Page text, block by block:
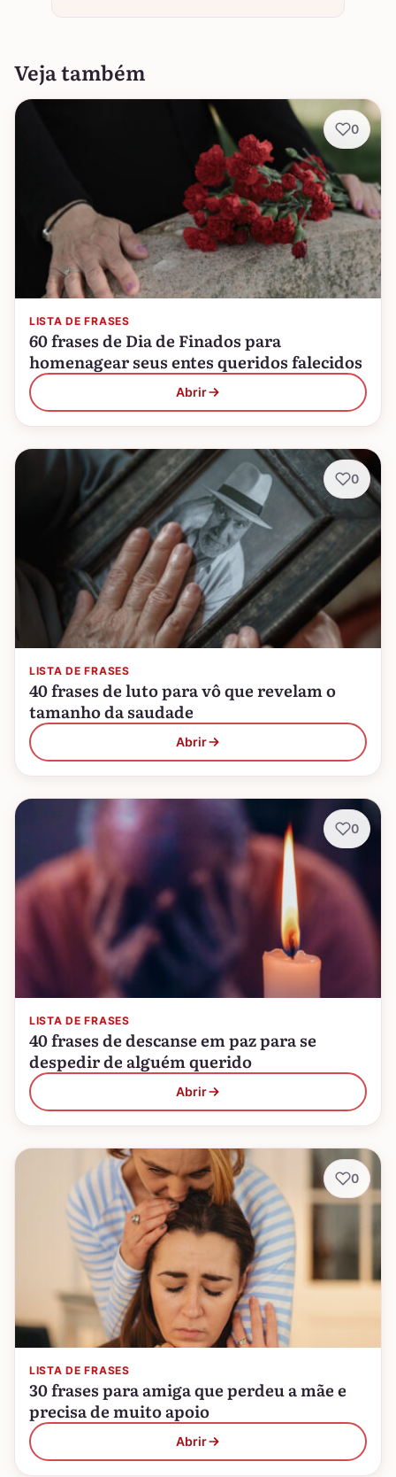
Veja também
LISTA DE FRASES
60 frases de Dia de Finados para
homenagear seus entes queridos falecidos
Abrir
0
LISTA DE FRASES
40 frases de luto para vô que revelam o
tamanho da saudade
Abrir
0
LISTA DE FRASES
40 frases de descanse em paz para se
despedir de alguém querido
Abrir
0
LISTA DE FRASES
30 frases para amiga que perdeu a mãe e
precisa de muito apoio
Abrir
0